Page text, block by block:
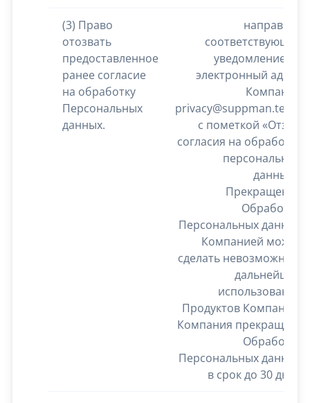
(3) Право
отозвать
предоставленное
ранее согласие
на обработку
Персональных
данных.
направить
соответствующее
уведомление на
электронный адрес
Компании
privacy@suppman.team
с пометкой «Отзыв
согласия на обработку
персональных
данных».
Прекращение
Обработки
Персональных данных
Компанией может
сделать невозможным
дальнейшее
использование
Продуктов Компании.
Компания прекращает
Обработку
Персональных данных
в срок до 30 дней